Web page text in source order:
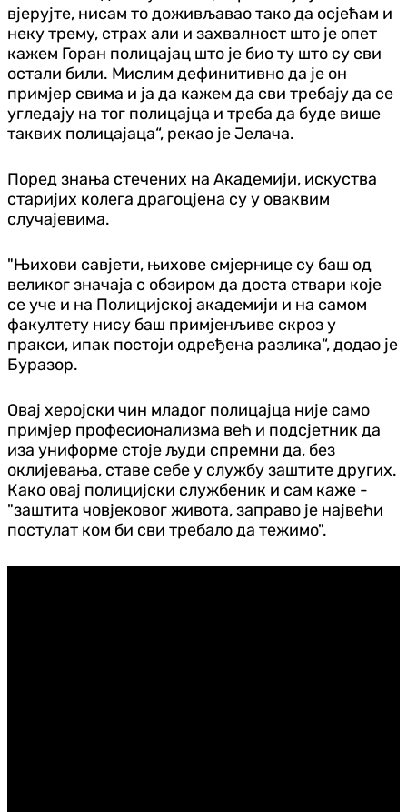
вјерујте, нисам то доживљавао тако да осјећам и
неку трему, страх али и захвалност што је опет
кажем Горан полицајац што је био ту што су сви
остали били. Мислим дефинитивно да је он
примјер свима и ја да кажем да сви требају да се
угледају на тог полицајца и треба да буде више
таквих полицајаца“, рекао је Јелача.
Поред знања стечених на Академији, искуства
старијих колега драгоцјена су у оваквим
случајевима.
"Њихови савјети, њихове смјернице су баш од
великог значаја с обзиром да доста ствaри које
се уче и на Полицијској академији и на самом
факултету нису баш примјенљиве скроз у
пракси, ипак постоји одређена разлика“, додао је
Буразор.
Овај херојски чин младог полицајца није само
примјер професионализма већ и подсјетник да
иза униформе стоје људи спремни да, без
оклијевања, ставе себе у службу заштите других.
Како овај полицијски службеник и сам каже -
"заштита човјековог живота, заправо је највећи
постулат ком би сви требало да тежимо".